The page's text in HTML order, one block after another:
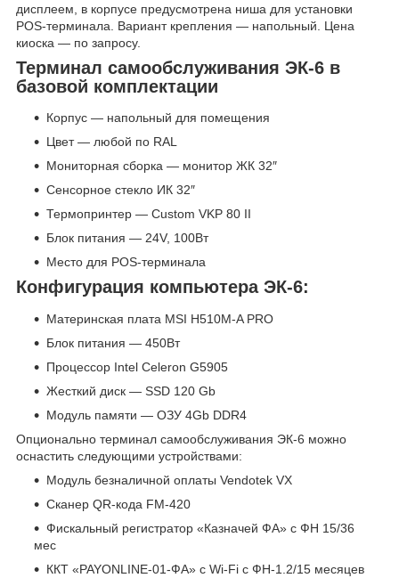
дисплеем, в корпусе предусмотрена ниша для установки
POS-терминала. Вариант крепления — напольный. Цена
киоска — по запросу.
Терминал самообслуживания ЭК-6 в
базовой комплектации
Корпус — напольный для помещения
Цвет — любой по RAL
Мониторная сборка — монитор ЖК 32″
Сенсорное стекло ИК 32″
Термопринтер — Custom VKP 80 II
Блок питания — 24V, 100Вт
Место для POS-терминала
Конфигурация компьютера ЭК-6:
Материнская плата MSI H510M-A PRO
Блок питания — 450Вт
Процессор Intel Celeron G5905
Жесткий диск — SSD 120 Gb
Модуль памяти — ОЗУ 4Gb DDR4
Опционально терминал самообслуживания ЭК-6 можно
оснастить следующими устройствами:
Модуль безналичной оплаты Vendotek VX
Сканер QR-кода FM-420
Фискальный регистратор «Казначей ФА» с ФН 15/36
мес
ККТ «PAYONLINE-01-ФА» с Wi-Fi с ФН-1.2/15 месяцев